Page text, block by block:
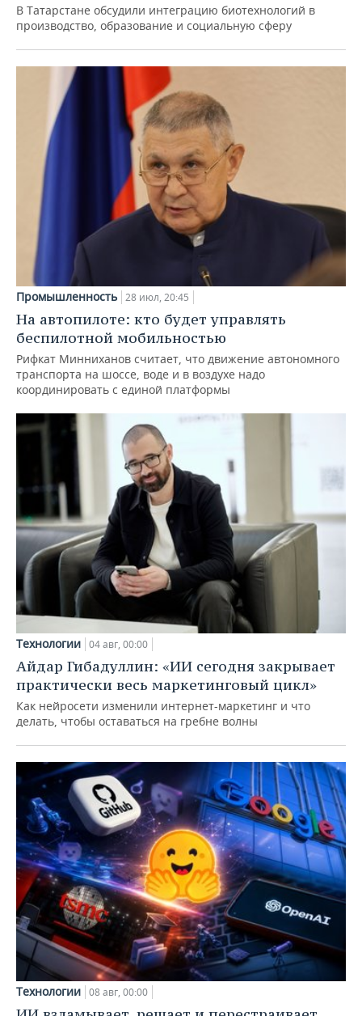
В Татарстане обсудили интеграцию биотехнологий в
производство, образование и социальную сферу
Промышленность 28 июл, 20:45
На автопилоте: кто будет управлять
беспилотной мобильностью
Рифкат Минниханов считает, что движение автономного
транспорта на шоссе, воде и в воздухе надо
координировать с единой платформы
Технологии 04 авг, 00:00
Айдар Гибадуллин: «ИИ сегодня закрывает
практически весь маркетинговый цикл»
Как нейросети изменили интернет-маркетинг и что
делать, чтобы оставаться на гребне волны
Технологии 08 авг, 00:00